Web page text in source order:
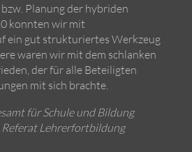
Planung der hybriden
konnten wir mit
ein gut strukturiertes Werkzeug
waren wir mit dem schlanken
der für alle Beteiligten
mit sich brachte.
für Schule und Bildung
Referat Lehrerfortbildung